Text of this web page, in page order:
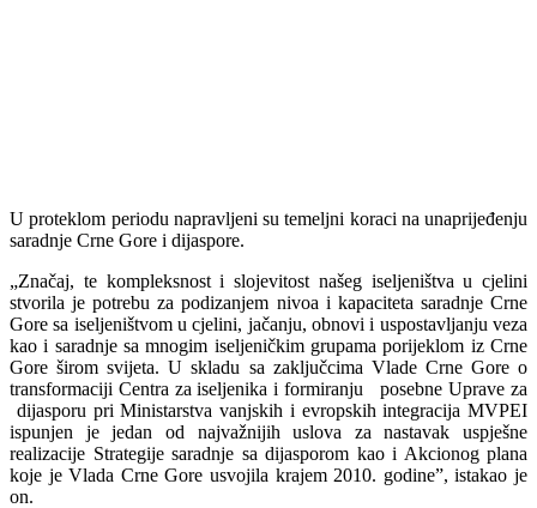
U proteklom periodu napravljeni su temeljni koraci na unaprijeđenju
saradnje Crne Gore i dijaspore.
„Značaj, te kompleksnost i slojevitost našeg iseljeništva u cjelini
stvorila je potrebu za podizanjem nivoa i kapaciteta saradnje Crne
Gore sa iseljeništvom u cjelini, jačanju, obnovi i uspostavljanju veza
kao i saradnje sa mnogim iseljeničkim grupama porijeklom iz Crne
Gore širom svijeta. U skladu sa zaključcima Vlade Crne Gore o
transformaciji Centra za iseljenika i formiranju posebne Uprave za
dijasporu pri Ministarstva vanjskih i evropskih integracija MVPEI
ispunjen je jedan od najvažnijih uslova za nastavak uspješne
realizacije Strategije saradnje sa dijasporom kao i Akcionog plana
koje je Vlada Crne Gore usvojila krajem 2010. godine”, istakao je
on.